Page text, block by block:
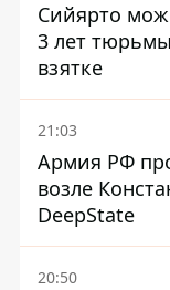
Сийярто
3 лет
взятке
21:03
Армия РФ
возле
DeepState
20:50